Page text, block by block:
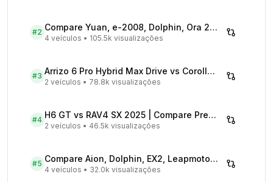
#2 Compare Yuan, e-2008, Dolphin, Ora 2026 | Veículos Elétricos
4 veículos • 105.5k visualizações
#3 Arrizo 6 Pro Hybrid Max Drive vs Corolla Cross XRX Hybrid - Comparativo Completo
2 veículos • 78.8k visualizações
#4 H6 GT vs RAV4 SX 2025 | Compare Preços
2 veículos • 46.5k visualizações
#5 Compare Aion, Dolphin, EX2, Leapmotor 2026 | Veículos Elétricos
4 veículos • 32.0k visualizações